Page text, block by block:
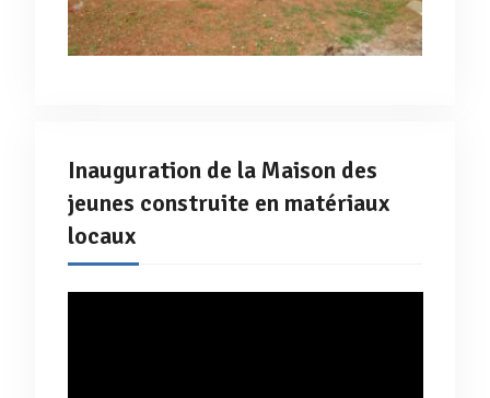
Inauguration de la Maison des
jeunes construite en matériaux
locaux